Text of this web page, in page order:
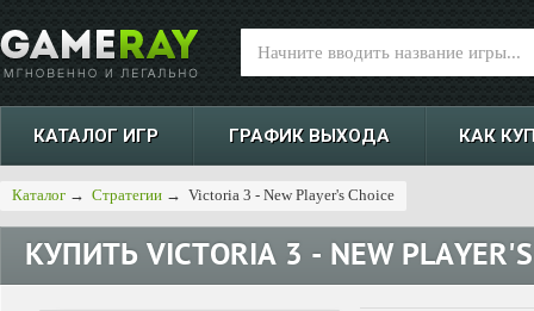
КАТАЛОГ ИГР ГРАФИК ВЫХОДА КАК
Каталог → Стратегии → Victoria 3 - New Player's Choice
КУПИТЬ VICTORIA 3 - NEW